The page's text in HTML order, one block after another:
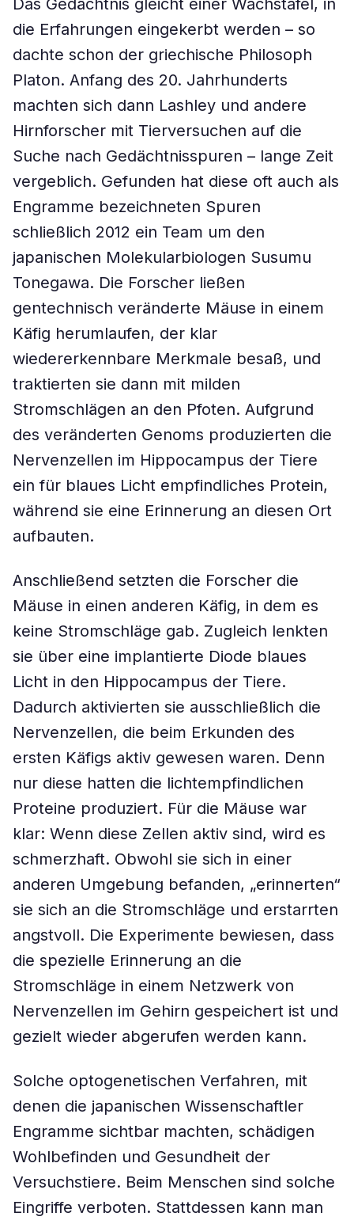
Das Gedächtnis gleicht einer Wachstafel, in
die Erfahrungen eingekerbt werden – so
dachte schon der griechische Philosoph
Platon. Anfang des 20. Jahrhunderts
machten sich dann Lashley und andere
Hirnforscher mit Tierversuchen auf die
Suche nach Gedächtnisspuren – lange Zeit
vergeblich. Gefunden hat diese oft auch als
Engramme bezeichneten Spuren
schließlich 2012 ein Team um den
japanischen Molekularbiologen Susumu
Tonegawa. Die Forscher ließen
gentechnisch veränderte Mäuse in einem
Käfig herumlaufen, der klar
wiedererkennbare Merkmale besaß, und
traktierten sie dann mit milden
Stromschlägen an den Pfoten. Aufgrund
des veränderten Genoms produzierten die
Nervenzellen im Hippocampus der Tiere
ein für blaues Licht empfindliches Protein,
während sie eine Erinnerung an diesen Ort
aufbauten.
Anschließend setzten die Forscher die
Mäuse in einen anderen Käfig, in dem es
keine Stromschläge gab. Zugleich lenkten
sie über eine implantierte Diode blaues
Licht in den Hippocampus der Tiere.
Dadurch aktivierten sie ausschließlich die
Nervenzellen, die beim Erkunden des
ersten Käfigs aktiv gewesen waren. Denn
nur diese hatten die lichtempfindlichen
Proteine produziert. Für die Mäuse war
klar: Wenn diese Zellen aktiv sind, wird es
schmerzhaft. Obwohl sie sich in einer
anderen Umgebung befanden, „erinnerten“
sie sich an die Stromschläge und erstarrten
angstvoll. Die Experimente bewiesen, dass
die spezielle Erinnerung an die
Stromschläge in einem Netzwerk von
Nervenzellen im Gehirn gespeichert ist und
gezielt wieder abgerufen werden kann.
Solche optogenetischen Verfahren, mit
denen die japanischen Wissenschaftler
Engramme sichtbar machten, schädigen
Wohlbefinden und Gesundheit der
Versuchstiere. Beim Menschen sind solche
Eingriffe verboten. Stattdessen kann man